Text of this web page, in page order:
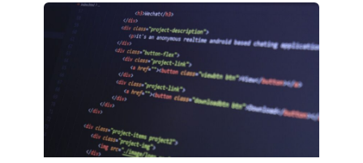
ПОЛЕЗНЫХ
ИНСТРУМЕНТОВ
ДЛЯ
РАБОТЫ